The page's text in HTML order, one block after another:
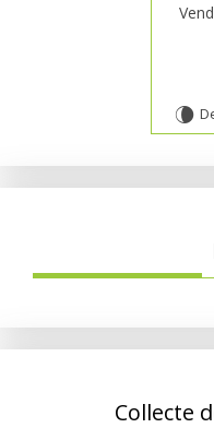
V
Collecte